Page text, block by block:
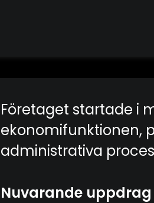
Företaget startade i
ekonomifunktionen,
administrativa
Nuvarande uppdrag